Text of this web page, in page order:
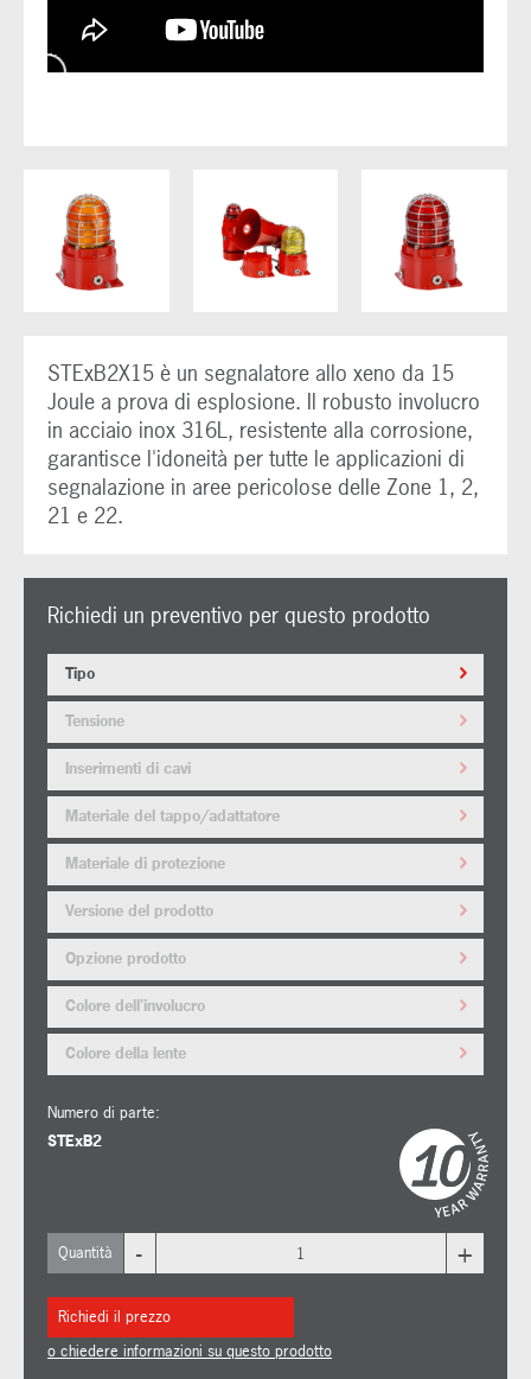
STExB2X15 è un segnalatore allo xeno da 15
Joule a prova di esplosione. Il robusto involucro
in acciaio inox 316L, resistente alla corrosione,
garantisce l'idoneità per tutte le applicazioni di
segnalazione in aree pericolose delle Zone 1, 2,
21 e 22.
Richiedi un preventivo per questo prodotto
Tipo
Tensione
Inserimenti di cavi
Materiale del tappo/adattatore
Materiale di protezione
Versione del prodotto
Opzione prodotto
Colore dell'involucro
Colore della lente
Numero di parte:
STExB2
Quantità - +
Richiedi il prezzo
o chiedere informazioni su questo prodotto